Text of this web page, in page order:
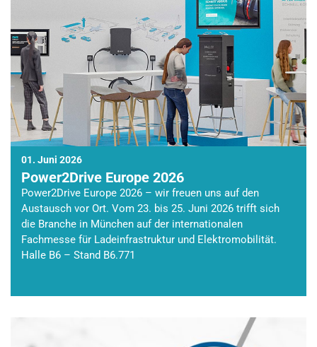
01. Juni 2026
Power2Drive Europe 2026
Power2Drive Europe 2026 – wir freuen uns auf den
Austausch vor Ort. Vom 23. bis 25. Juni 2026 trifft sich
die Branche in München auf der internationalen
Fachmesse für Ladeinfrastruktur und Elektromobilität.
Halle B6 – Stand B6.771